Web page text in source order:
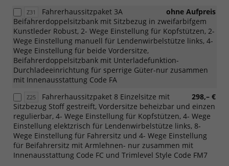
Z31 ohne Aufpreis
Fahrerhaussitzpaket 3A
Beifahrerdoppelsitzbank mit Sitzbezug in zweifarbifgem
Kunstleder Robust, 2- Wege Einstellung für Kopfstützen, 2-
Wege Einstellung manuell für Lendenwirbelstütze links, 4-
Wege Einstellung für beide Vordersitze,
Beifahrerdoppelsitzbank mit Unterladefunktion-
Durchladeeinrichtung für sperrige Güter-nur zusammen
mit Innenausstattung Code FA
Z25 298,– €
Fahrerhaussitzpaket 8 Einzelsitze mit
Sitzbezug Stoff gestreift, Vordersitze beheizbar und einzen
regulierbar, 4- Wege Einstellung für Kopfstützen, 4- Wege
Einstellung elektzrisch für Lendenwirbelstütze links, 8-
Wege Einstellung für Fahrersitz und 4- Wege Einstellung
für Beifahrersitz mit Armlehnen- nur zusammen mit
Innenausstattung Code FC und Trimlevel Style Code FM7